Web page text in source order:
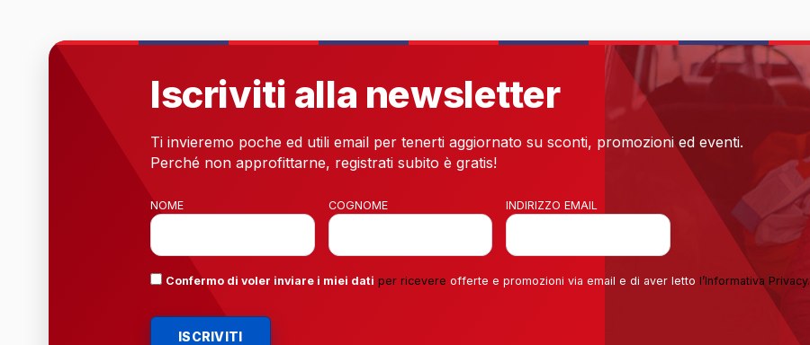
Iscriviti alla newsletter
Ti invieremo poche ed utili email per tenerti aggiornato su sconti, promozioni ed eventi.
Perché non approfittarne, registrati subito è gratis!
NOME COGNOME INDIRIZZO EMAIL
Confermo di voler inviare i miei dati per ricevere offerte e promozioni via email e di aver letto l’Informativa Privacy.
ISCRIVITI